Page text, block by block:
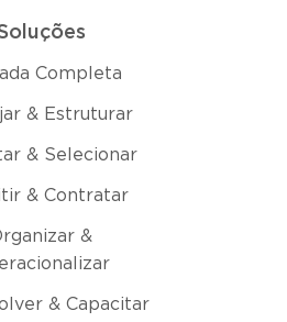
Completa
& Estruturar
& Selecionar
& Contratar
&
& Capacitar